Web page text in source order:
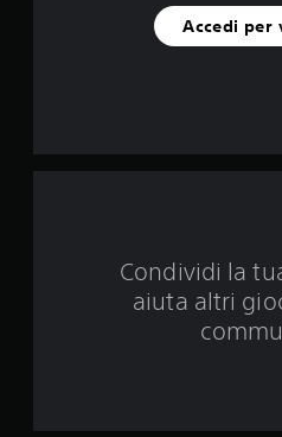
Accedi per
Condividi la
aiuta altri